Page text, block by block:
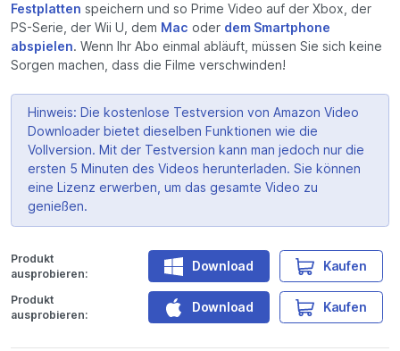
Festplatten speichern und so Prime Video auf der Xbox, der
PS-Serie, der Wii U, dem Mac oder dem Smartphone
abspielen. Wenn Ihr Abo einmal abläuft, müssen Sie sich keine
Sorgen machen, dass die Filme verschwinden!
Hinweis: Die kostenlose Testversion von Amazon Video
Downloader bietet dieselben Funktionen wie die
Vollversion. Mit der Testversion kann man jedoch nur die
ersten 5 Minuten des Videos herunterladen. Sie können
eine Lizenz erwerben, um das gesamte Video zu
genießen.
Produkt
ausprobieren:
Download Kaufen
Produkt
ausprobieren:
Download Kaufen